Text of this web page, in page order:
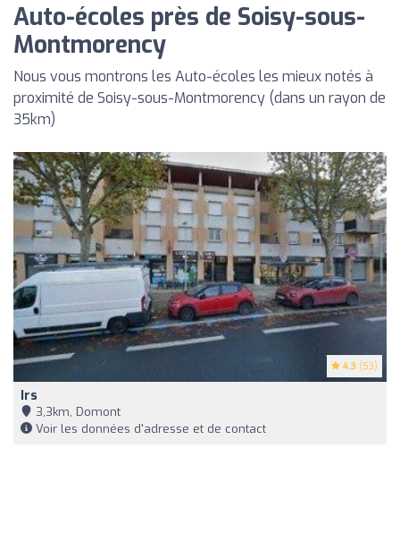
Auto-écoles près de Soisy-sous-
Montmorency
Nous vous montrons les Auto-écoles les mieux notés à
proximité de Soisy-sous-Montmorency (dans un rayon de
35km)
4.3 (53)
Irs
3,3km, Domont
Voir les données d'adresse et de contact